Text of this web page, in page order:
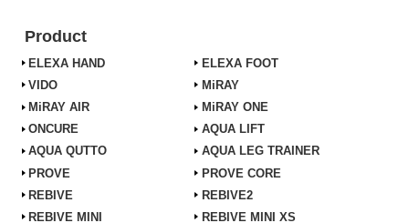
Product
ELEXA HAND
ELEXA FOOT
VIDO
MiRAY
MiRAY AIR
MiRAY ONE
ONCURE
AQUA LIFT
AQUA QUTTO
AQUA LEG TRAINER
PROVE
PROVE CORE
REBIVE
REBIVE2
REBIVE MINI
REBIVE MINI XS